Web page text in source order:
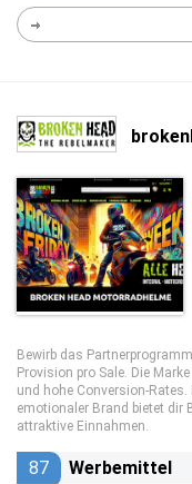
Bewirb das
Provision pro Sale. Die
und hohe Conversion-
emotionaler Brand bietet dir
attraktive Einnahmen.
87 Werbemittel